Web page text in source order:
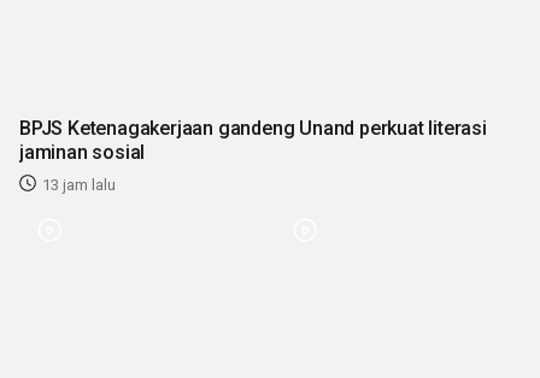
BPJS Ketenagakerjaan gandeng Unand perkuat literasi
jaminan sosial
13 jam lalu